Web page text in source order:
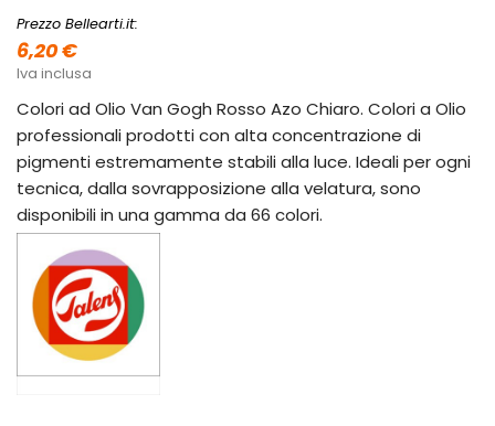
Prezzo Bellearti.it:
6,20 €
Iva inclusa
Colori ad Olio Van Gogh Rosso Azo Chiaro. Colori a Olio
professionali prodotti con alta concentrazione di
pigmenti estremamente stabili alla luce. Ideali per ogni
tecnica, dalla sovrapposizione alla velatura, sono
disponibili in una gamma da 66 colori.